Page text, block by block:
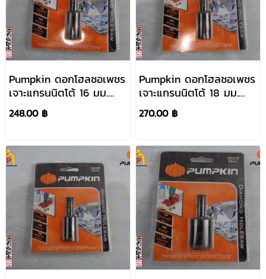
Pumpkin ดอกโฮลซอเพชร
เจาะแกรนนิตโต้ 16 มม.
#26406
248.00 ฿
Pumpkin ดอกโฮลซอเพชร
เจาะแกรนนิตโต้ 18 มม.
#26407
270.00 ฿